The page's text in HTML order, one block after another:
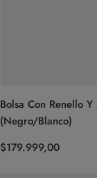
Bolsa Con Renello
(Negro/Blanco)
$179.999,00